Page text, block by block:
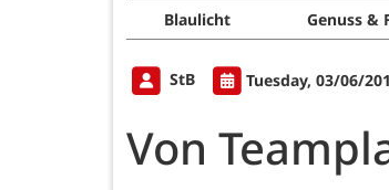
Blaulicht Genuss &
StB Tuesday, 03/06/
Von